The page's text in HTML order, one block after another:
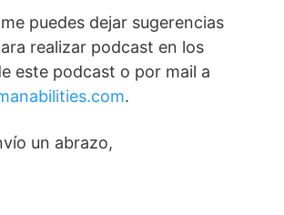
puedes dejar sugerencias
realizar podcast en los
este podcast o por mail a
.
un abrazo,